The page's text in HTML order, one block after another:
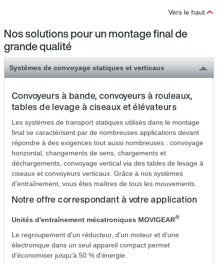
Vers le haut
Nos solutions pour un montage final de
grande qualité
Systèmes de convoyage statiques et verticaux
Convoyeurs à bande, convoyeurs à rouleaux,
tables de levage à ciseaux et élévateurs
Les systèmes de transport statiques utilisés dans le montage
final se caractérisent par de nombreuses applications devant
répondre à des exigences tout aussi nombreuses : convoyage
horizontal, changements de sens, chargements et
déchargements, convoyage vertical via des tables de levage à
ciseaux et convoyeurs verticaux. Grâce à nos systèmes
d'entraînement, vous êtes maîtres de tous les mouvements.
Notre offre correspondant à votre application
Unités d'entraînement mécatroniques MOVIGEAR®
Le regroupement d'un réducteur, d'un moteur et d'une
électronique dans un seul appareil compact permet
d'économiser jusqu'à 50 % d'énergie.